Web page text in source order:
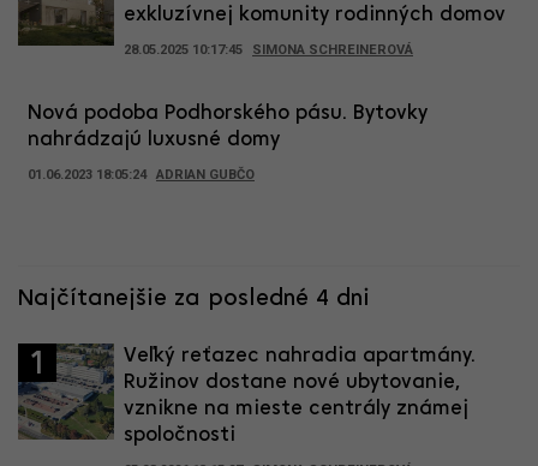
exkluzívnej komunity rodinných domov
28.05.2025 10:17:45 SIMONA SCHREINEROVÁ
Nová podoba Podhorského pásu. Bytovky
nahrádzajú luxusné domy
01.06.2023 18:05:24 ADRIAN GUBČO
Najčítanejšie za posledné 4 dni
1
Veľký reťazec nahradia apartmány.
Ružinov dostane nové ubytovanie,
vznikne na mieste centrály známej
spoločnosti